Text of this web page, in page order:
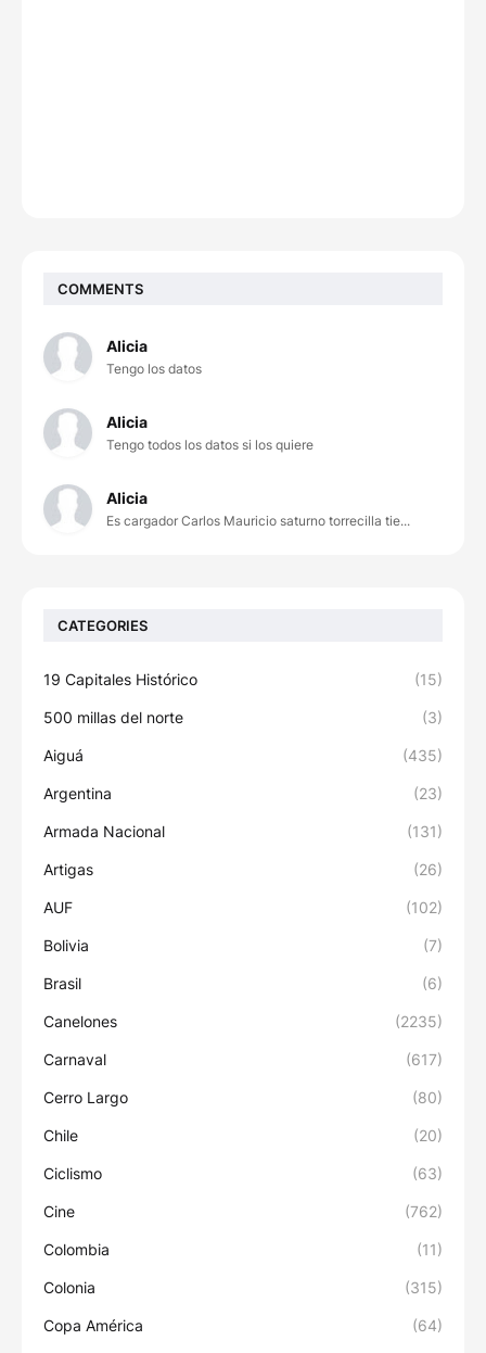
COMMENTS
Alicia
Tengo los datos
Alicia
Tengo todos los datos si los quiere
Alicia
Es cargador Carlos Mauricio saturno torrecilla tie...
CATEGORIES
19 Capitales Histórico (15)
500 millas del norte (3)
Aiguá (435)
Argentina (23)
Armada Nacional (131)
Artigas (26)
AUF (102)
Bolivia (7)
Brasil (6)
Canelones (2235)
Carnaval (617)
Cerro Largo (80)
Chile (20)
Ciclismo (63)
Cine (762)
Colombia (11)
Colonia (315)
Copa América (64)